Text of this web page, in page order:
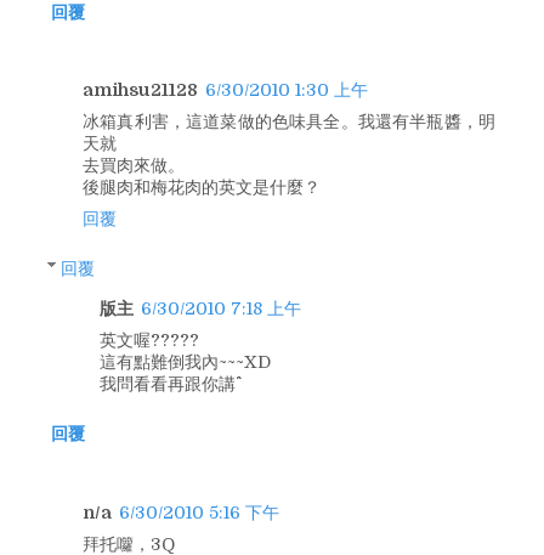
回覆
amihsu21128 6/30/2010 1:30 上午
冰箱真利害，這道菜做的色味具全。我還有半瓶醬，明
天就
去買肉來做。
後腿肉和梅花肉的英文是什麼？
回覆
回覆
版主 6/30/2010 7:18 上午
英文喔?????
這有點難倒我內~~~XD
我問看看再跟你講^^
回覆
n/a 6/30/2010 5:16 下午
拜托囖，3Q